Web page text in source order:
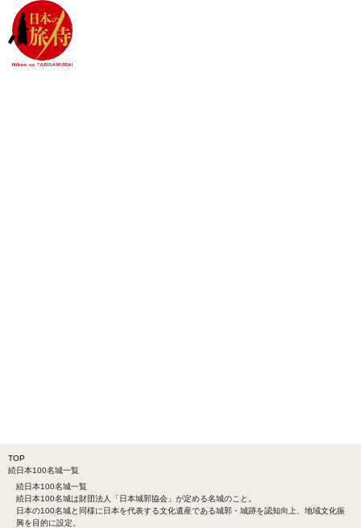
TOP
続日本100名城一覧
続日本100名城一覧
続日本100名城は財団法人「日本城郭協会」が定める名城のこと。
日本の100名城と同様に日本を代表する文化遺産である城郭・城跡を認知向上、地域文化振
興を目的に設定。